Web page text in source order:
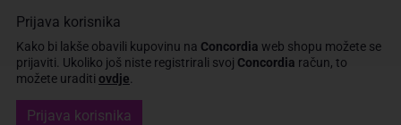
Prijava korisnika
Kako bi lakše obavili kupovinu na Concordia web shopu možete se
prijaviti. Ukoliko još niste registrirali svoj Concordia račun, to
možete uraditi ovdje
Prijava korisnika